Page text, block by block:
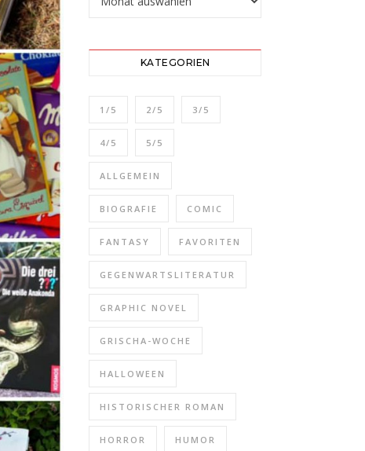
KATEGORIEN
1/5 2/5 3/5
4/5 5/5
ALLGEMEIN
BIOGRAFIE COMIC
FANTASY FAVORITEN
GEGENWARTSLITERATUR
GRAPHIC NOVEL
GRISCHA-WOCHE
HALLOWEEN
HISTORISCHER ROMAN
HORROR HUMOR